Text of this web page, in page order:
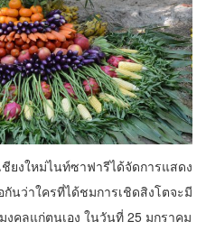
ยงใหม่ไนท์ซาฟารีได้จัดการแสดง
นว่าใครที่ได้ชมการเชิดสิงโตจะมี
งคลแก่ตนเอง ในวันที่ 25 มกราคม